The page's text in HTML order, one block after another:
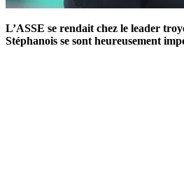
L’ASSE se rendait chez le leader
Stéphanois se sont heureusement